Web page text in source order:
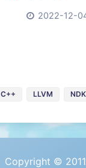
2022-12-
C++ LLVM NDK
Copyright ©